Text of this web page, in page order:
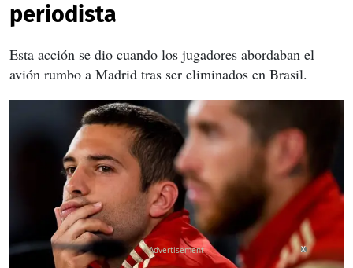
periodista
Esta acción se dio cuando los jugadores abordaban el
avión rumbo a Madrid tras ser eliminados en Brasil.
X